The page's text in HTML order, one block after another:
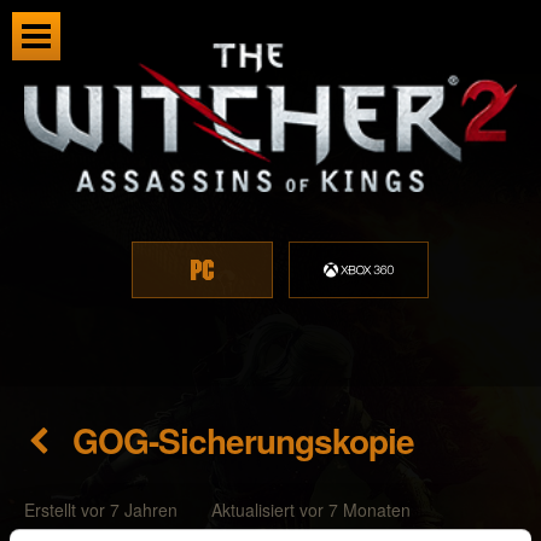
GOG-Sicherungskopie
Erstellt vor 7 Jahren Aktualisiert vor 7 Monaten